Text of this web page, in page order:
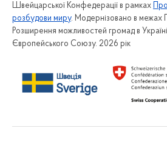
Швейцарської Конфедерації в рамках
розбудови миру. Модернізовано в межах
Розширення можливостей громад в
Європейського Союзу. 2026 рік